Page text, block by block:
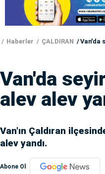
Haberler ÇALDIRAN Van'da
Van'da
alev alev
Van'ın Çaldıran
alev yandı.
Abone Ol